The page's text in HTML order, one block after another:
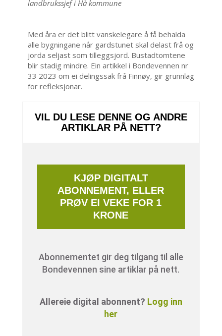
landbrukssjef i Hå kommune
Med åra er det blitt vanskelegare å få behalda
alle bygningane når gardstunet skal delast frå og
jorda seljast som tilleggsjord. Bustadtomtene
blir stadig mindre. Ein artikkel i Bondevennen nr
33 2023 om ei delingssak frå Finnøy, gir grunnlag
for refleksjonar.
VIL DU LESE DENNE OG ANDRE
ARTIKLAR PÅ NETT?
KJØP DIGITALT
ABONNEMENT, ELLER
PRØV EI VEKE FOR 1
KRONE
Abonnementet gir deg tilgang til alle
Bondevennen sine artiklar på nett.
Allereie digital abonnent? Logg inn
her